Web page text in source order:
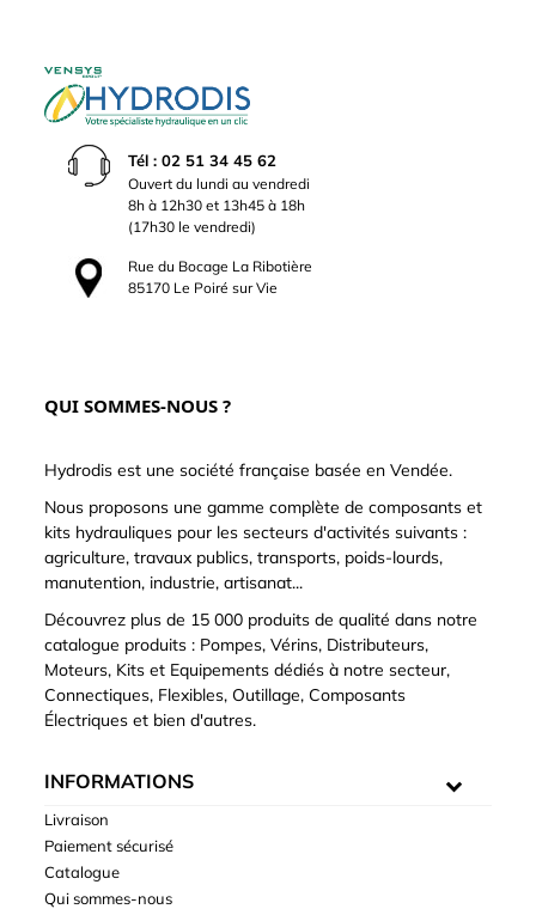
Tél : 02 51 34 45 62
Ouvert du lundi au vendredi
8h à 12h30 et 13h45 à 18h
(17h30 le vendredi)
Rue du Bocage La Ribotière
85170 Le Poiré sur Vie
QUI SOMMES-NOUS ?
Hydrodis est une société française basée en Vendée.
Nous proposons une gamme complète de composants et
kits hydrauliques pour les secteurs d'activités suivants :
agriculture, travaux publics, transports, poids-lourds,
manutention, industrie, artisanat...
Découvrez plus de 15 000 produits de qualité dans notre
catalogue produits : Pompes, Vérins, Distributeurs,
Moteurs, Kits et Equipements dédiés à notre secteur,
Connectiques, Flexibles, Outillage, Composants
Électriques et bien d'autres.
INFORMATIONS
Livraison
Paiement sécurisé
Catalogue
Qui sommes-nous